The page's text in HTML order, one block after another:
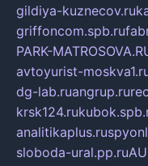
gildiya-kuznecov.ru
griffoncom.spb.ru
PARK-
avtoyurist-
dg-lab.ruangrup.ru
krsk124.ru
analitikaplus.ru
sloboda-ural.pp.ru